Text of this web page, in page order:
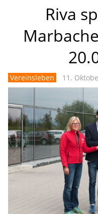
Riva
Vereinsleben 11.